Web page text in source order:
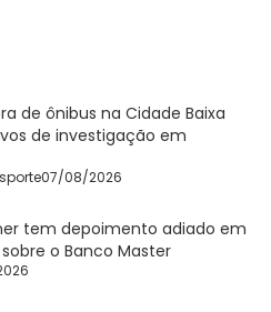
de ônibus na Cidade Baixa
de investigação em
07/08/2026
tem depoimento adiado em
o Banco Master